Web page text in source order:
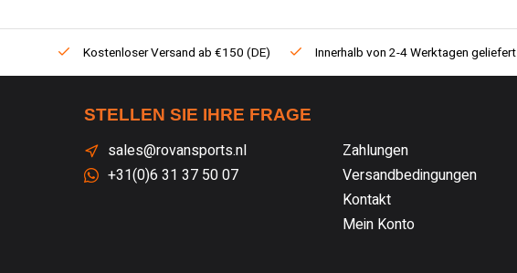
Kostenloser Versand ab €150 (DE) Innerhalb von 2-4 Werktagen geliefert
STELLEN SIE IHRE FRAGE
sales@rovansports.nl
+31(0)6 31 37 50 07
Zahlungen
Versandbedingungen
Kontakt
Mein Konto